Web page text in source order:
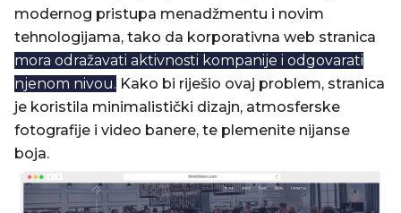
modernog pristupa menadžmentu i novim
tehnologijama, tako da korporativna web stranica
mora odražavati aktivnosti kompanije i odgovarati
njenom nivou. Kako bi riješio ovaj problem, stranica
je koristila minimalistički dizajn, atmosferske
fotografije i video banere, te plemenite nijanse
boja.